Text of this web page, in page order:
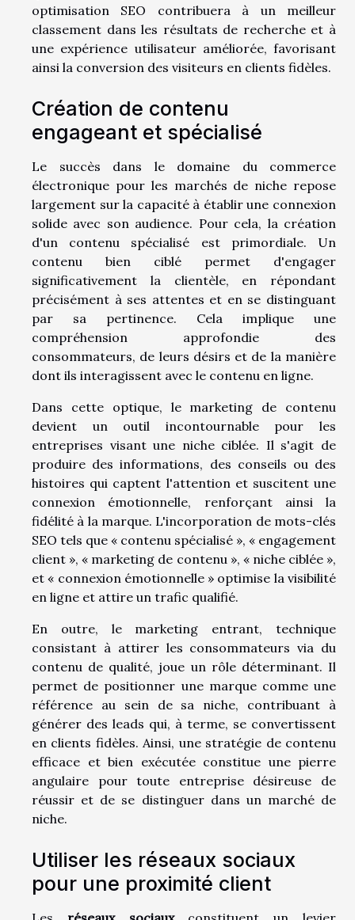
optimisation SEO contribuera à un meilleur
classement dans les résultats de recherche et à
une expérience utilisateur améliorée, favorisant
ainsi la conversion des visiteurs en clients fidèles.
Création de contenu
engageant et spécialisé
Le succès dans le domaine du commerce
électronique pour les marchés de niche repose
largement sur la capacité à établir une connexion
solide avec son audience. Pour cela, la création
d'un contenu spécialisé est primordiale. Un
contenu bien ciblé permet d'engager
significativement la clientèle, en répondant
précisément à ses attentes et en se distinguant
par sa pertinence. Cela implique une
compréhension approfondie des
consommateurs, de leurs désirs et de la manière
dont ils interagissent avec le contenu en ligne.
Dans cette optique, le marketing de contenu
devient un outil incontournable pour les
entreprises visant une niche ciblée. Il s'agit de
produire des informations, des conseils ou des
histoires qui captent l'attention et suscitent une
connexion émotionnelle, renforçant ainsi la
fidélité à la marque. L'incorporation de mots-clés
SEO tels que « contenu spécialisé », « engagement
client », « marketing de contenu », « niche ciblée »,
et « connexion émotionnelle » optimise la visibilité
en ligne et attire un trafic qualifié.
En outre, le marketing entrant, technique
consistant à attirer les consommateurs via du
contenu de qualité, joue un rôle déterminant. Il
permet de positionner une marque comme une
référence au sein de sa niche, contribuant à
générer des leads qui, à terme, se convertissent
en clients fidèles. Ainsi, une stratégie de contenu
efficace et bien exécutée constitue une pierre
angulaire pour toute entreprise désireuse de
réussir et de se distinguer dans un marché de
niche.
Utiliser les réseaux sociaux
pour une proximité client